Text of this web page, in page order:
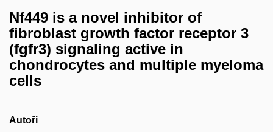
Nf449 is a novel inhibitor of
fibroblast growth factor receptor 3
(fgfr3) signaling active in
chondrocytes and multiple myeloma
cells
Autoři